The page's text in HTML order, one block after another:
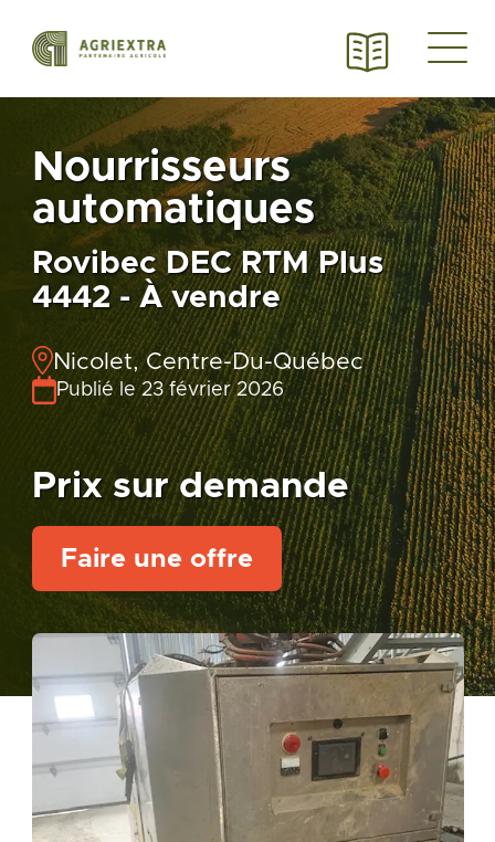
Nourrisseurs
automatiques
Rovibec DEC RTM Plus
4442 - À vendre
Nicolet, Centre-Du-Québec
Publié le 23 février 2026
Prix sur demande
Faire une offre